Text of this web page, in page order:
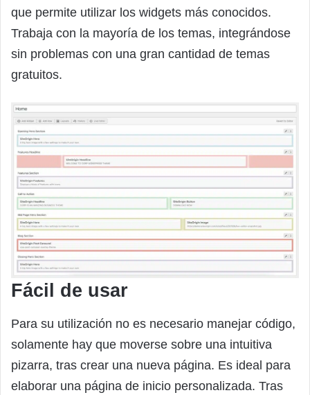
que permite utilizar los widgets más conocidos.
Trabaja con la mayoría de los temas, integrándose
sin problemas con una gran cantidad de temas
gratuitos.
Fácil de usar
Para su utilización no es necesario manejar código,
solamente hay que moverse sobre una intuitiva
pizarra, tras crear una nueva página. Es ideal para
elaborar una página de inicio personalizada. Tras